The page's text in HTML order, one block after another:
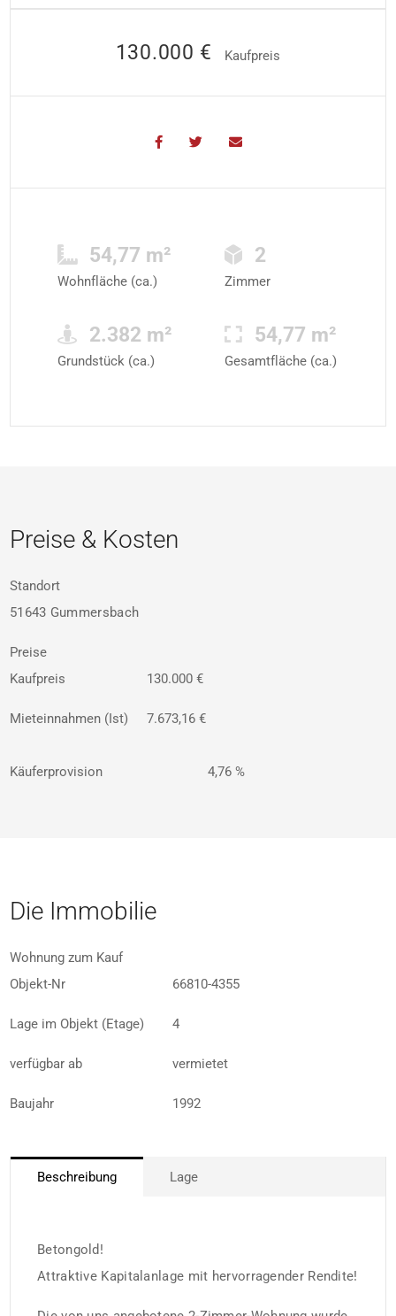
130.000 € Kaufpreis
54,77 m²
Wohnfläche (ca.)
2
Zimmer
2.382 m²
Grundstück (ca.)
54,77 m²
Gesamtfläche (ca.)
Preise & Kosten
Standort
51643 Gummersbach
Preise
Kaufpreis
130.000 €
Mieteinnahmen (Ist) 7.673,16 €
Käuferprovision 4,76 %
Die Immobilie
Wohnung zum Kauf
Objekt-Nr
66810-4355
Lage im Objekt (Etage) 4
verfügbar ab vermietet
Baujahr 1992
Beschreibung Lage
Betongold!
Attraktive Kapitalanlage mit hervorragender Rendite!